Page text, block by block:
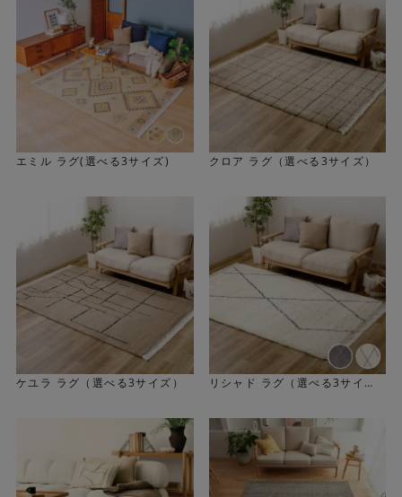
エミル ラグ(選べる3サイズ) クロア ラグ（選べる3サイズ）
ケユラ ラグ（選べる3サイズ）
リシャド ラグ（選べる3サイ